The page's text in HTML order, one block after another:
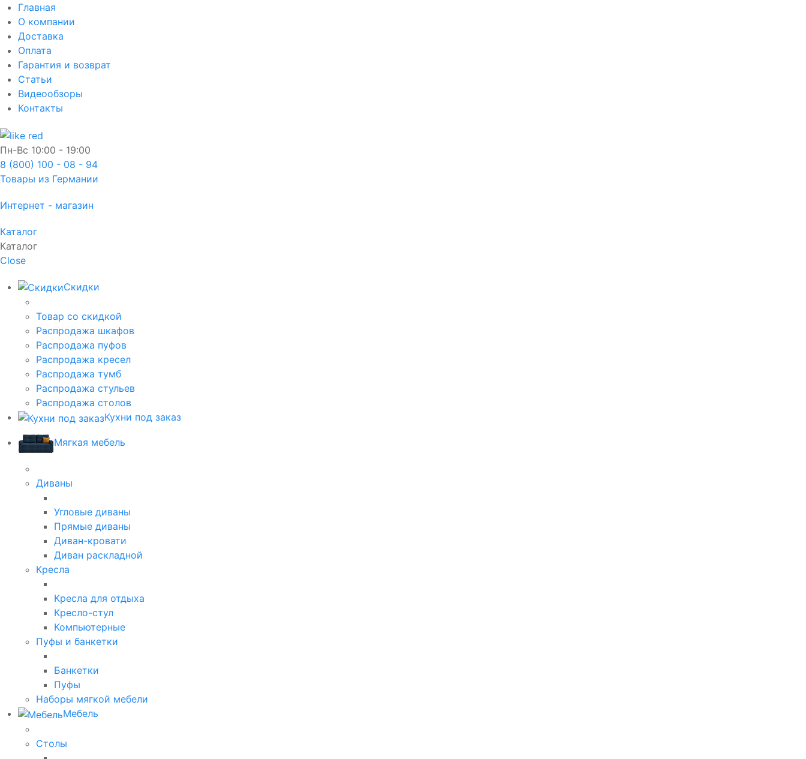
Главная
О компании
Доставка
Оплата
Гарантия и возврат
Статьи
Видеообзоры
Контакты
Пн-Вс 10:00 - 19:00
8 (800) 100 - 08 - 94
Товары из Германии
Интернет - магазин
Каталог
Каталог
Close
Скидки
Товар со скидкой
Распродажа шкафов
Распродажа пуфов
Распродажа кресел
Распродажа тумб
Распродажа стульев
Распродажа столов
Кухни под заказ
Мягкая мебель
Диваны
Угловые диваны
Прямые диваны
Диван-кровати
Диван раскладной
Кресла
Кресла для отдыха
Кресло-стул
Компьютерные
Пуфы и банкетки
Банкетки
Пуфы
Наборы мягкой мебели
Мебель
Столы